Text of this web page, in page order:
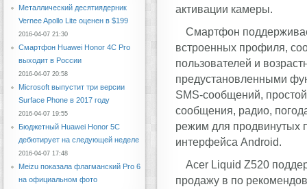
активации камеры.
Смартфон
встроенных профиля,
пользователей и
предустановленными
SMS-сообщений,
сообщения, радио,
режим для продвинутых
интерфейса Android.
Acer Liquid Z520
продажу в по
Металлический десятиядерник
Vernee Apollo Lite оценен в $199
2016-04-07 21:30
Смартфон Huawei Honor 4C Pro
выходит в России
2016-04-07 20:58
Microsoft выпустит три версии
Surface Phone в 2017 году
2016-04-07 19:55
Бюджетный Huawei Honor 5C
дебютирует на следующей неделе
2016-04-07 17:48
Meizu показала флагманский Pro 6
на официальном фото